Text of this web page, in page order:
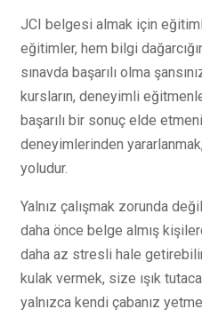
JCI belgesi almak için
eğitimler, hem bilgi
sınavda başarılı olma
kursların, deneyimli
başarılı bir sonuç elde
deneyimlerinden
yoludur.
Yalnız çalışmak zorunda
daha önce belge almış
daha az stresli hale
kulak vermek, size ışık
yalnızca kendi çabanız